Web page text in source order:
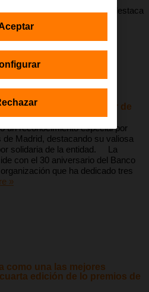
en Entornos Singulares«, destaca
Read more »
Madrid reconoce la labor de
un reconocimiento especial por
Madrid, destacando su valiosa
solidaria de la entidad. La
con el 30 aniversario del Banco
que ha dedicado tres
»
como una las mejores
edición de lo premios de